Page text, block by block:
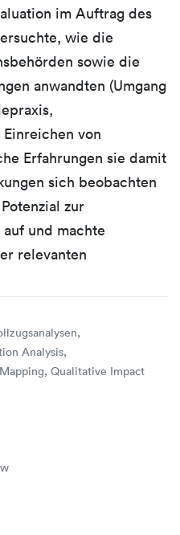
im Auftrag des
wie die
sowie die
anwandten (Umgang
von
Erfahrungen sie damit
sich beobachten
zur
und machte
relevanten
Analysis,
Qualitative Impact